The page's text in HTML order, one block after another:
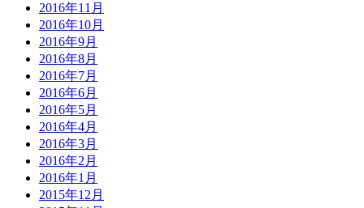
2016年11月
2016年10月
2016年9月
2016年8月
2016年7月
2016年6月
2016年5月
2016年4月
2016年3月
2016年2月
2016年1月
2015年12月